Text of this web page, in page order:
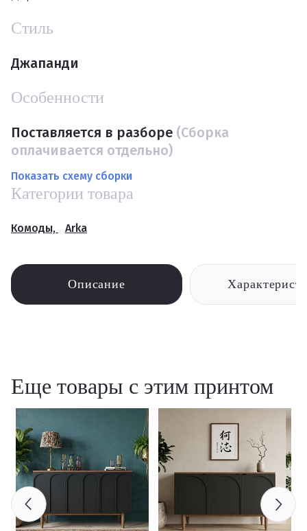
Стиль
Джапанди
Особенности
Поставляется в разборе (Сборка
оплачивается отдельно)
Показать схему сборки
Категории товара
Комоды, Arka
Описание
Еще товары с этим принтом